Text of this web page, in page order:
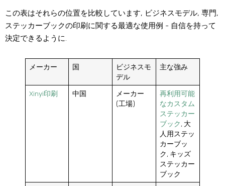
この表はそれらの位置を比較しています, ビジネスモデル, 専門,
ステッカーブックの印刷に関する最適な使用例 - 自信を持って
決定できるように.
メーカー 国
ビジネスモ
デル
主な強み
Xinyi印刷 中国
メーカー
(工場)
再利用可能
なカスタム
ステッカー
ブック​, 大
人用ステッ
カーブッ
ク, キッズ
ステッカー
ブック